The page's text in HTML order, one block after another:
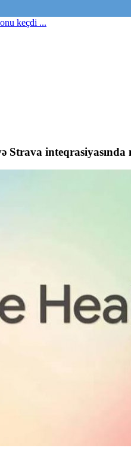
keçdi ...
Strava